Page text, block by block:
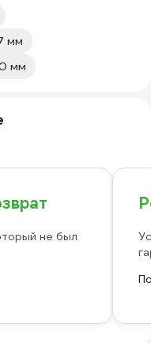
мм
мм
не был